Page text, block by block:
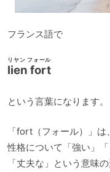
フランス語で
lien fort
リヤン フォール
という言葉になります。
「fort（フォール）」
性格について「強い」
「丈夫な」という意味